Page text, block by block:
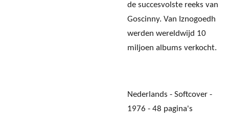
de succesvolste reeks van
Goscinny. Van Iznogoedh
werden wereldwijd 10
miljoen albums verkocht.
Nederlands - Softcover -
1976 - 48 pagina's